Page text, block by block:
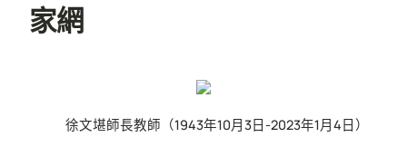
家網
徐文堪師長教師（1943年10月3日-2023年1月4日）